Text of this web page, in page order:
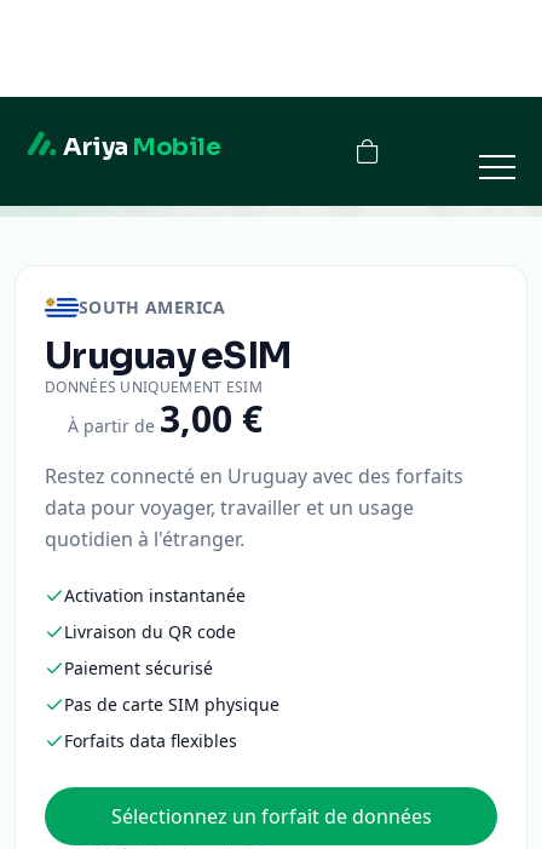
Uruguay
SOUTH AMERICA
UruguayeSIM
DONNÉES UNIQUEMENT ESIM
À partir de 3,00 €
Restez connecté en Uruguay avec des forfaits
data pour voyager, travailler et un usage
quotidien à l'étranger.
Activation instantanée
Livraison du QR code
Paiement sécurisé
Pas de carte SIM physique
Forfaits data flexibles
Sélectionnez un forfait de données